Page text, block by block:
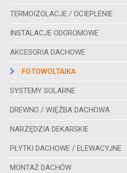
TERMOIZOLACJE / OCIEPLENIE
INSTALACJE ODGROMOWE
AKCESORIA DACHOWE
FOTOWOLTAIKA
SYSTEMY SOLARNE
DREWNO / WIĘŹBA DACHOWA
NARZĘDZIA DEKARSKIE
PŁYTKI DACHOWE / ELEWACYJNE
MONTAŻ DACHÓW